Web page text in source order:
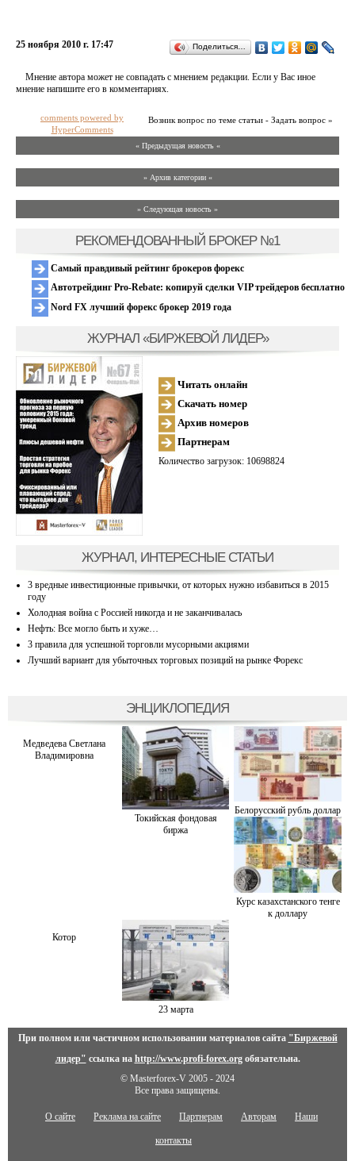
25 ноября 2010 г. 17:47 Поделиться…
Мнение автора может не совпадать с мнением редакции. Если у Вас иное
мнение напишите его в комментариях.
Возник вопрос по теме статьи - Задать вопрос »
comments powered by
HyperComments
« Предыдущая новость «
» Архив категории «
» Следующая новость »
РЕКОМЕНДОВАННЫЙ БРОКЕР №1
Самый правдивый рейтинг брокеров форекс
Автотрейдинг Pro-Rebate: копируй сделки VIP трейдеров бесплатно
Nord FX лучший форекс брокер 2019 года
ЖУРНАЛ «БИРЖЕВОЙ ЛИДЕР»
Читать онлайн
Скачать номер
Архив номеров
Партнерам
Количество загрузок: 10698824
ЖУРНАЛ, ИНТЕРЕСНЫЕ СТАТЬИ
3 вредные инвестиционные привычки, от которых нужно избавиться в 2015
году
Холодная война с Россией никогда и не заканчивалась
Нефть: Все могло быть и хуже…
3 правила для успешной торговли мусорными акциями
Лучший вариант для убыточных торговых позиций на рынке Форекс
ЭНЦИКЛОПЕДИЯ
Медведева Светлана
Владимировна
Токийская фондовая
биржа
Белорусский рубль доллар
Курс казахстанского тенге
к доллару
Котор
23 марта
При полном или частичном использовании материалов сайта "Биржевой
лидер" ссылка на http://www.profi-forex.orgобязательна.
© Masterforex-V 2005 - 2024
Все права защищены.
О сайте Реклама на сайте Партнерам Авторам Наши
контакты